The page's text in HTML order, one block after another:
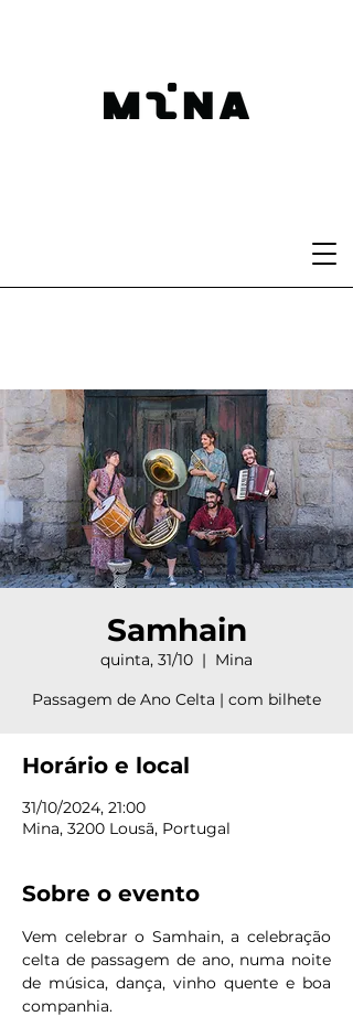
Samhain
quinta, 31/10
  |
Mina
Passagem de Ano Celta | com bilhete
Horário e local
31/10/2024, 21:00
Mina, 3200 Lousã, Portugal
Sobre o evento
Vem celebrar o Samhain, a celebração
celta de passagem de ano, numa noite
de música, dança, vinho quente e boa
companhia.